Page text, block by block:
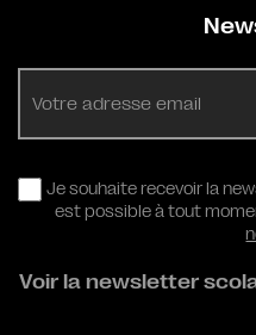
Je souhaite recevoir la
est possible à tout
Voir la newsletter